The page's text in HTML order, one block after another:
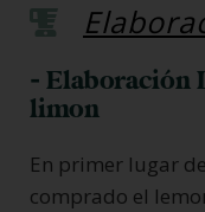
- Elaboración
limon
En primer lugar
comprado el